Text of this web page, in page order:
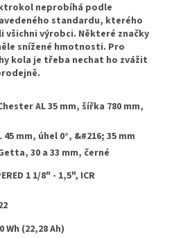
neprobíhá podle
standardu, kterého
všichni výrobci. Některé značky
snížené hmotnosti. Pro
kola je třeba nechat ho zvážit
Chester AL 35 mm, šířka 780 mm,
45 mm, úhel 0°, &#216; 35 mm
Getta, 30 a 33 mm, černé
1 1/8" - 1,5", ICR
Wh (22,28 Ah)